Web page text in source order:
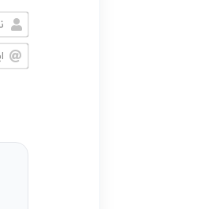
نام
خود
نظر